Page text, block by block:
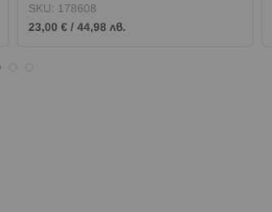
SKU: 178608
23,00 € / 44,98 лв.